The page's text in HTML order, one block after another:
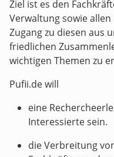
Ziel ist es den
Verwaltung sowie
Zugang zu diesen aus
friedlichen
wichtigen Themen zu
Pufii.de will
eine
Interessierte sein.
die Verbreitung